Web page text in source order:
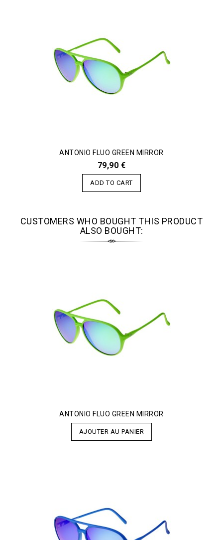
ANTONIO FLUO GREEN MIRROR
79,90 €
ADD TO CART
CUSTOMERS WHO BOUGHT THIS PRODUCT
ALSO BOUGHT:
ANTONIO FLUO GREEN MIRROR
AJOUTER AU PANIER